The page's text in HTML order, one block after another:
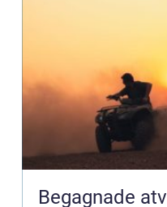
Begagnade atv så gör du ett